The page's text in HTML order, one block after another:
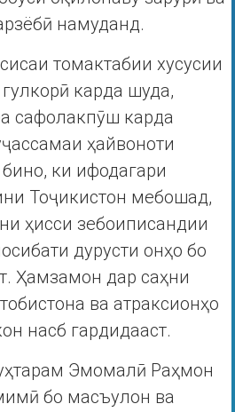
намуданд.
томактабии хусусии
карда шуда,
сафолакпӯш карда
ҳайвоноти
ки ифодагари
Тоҷикистон мебошад,
ҳисси зебоиписандии
дурусти онҳо бо
Ҳамзамон дар саҳни
ва атраксионҳо
насб гардидааст.
Эмомалӣ Раҳмон
бо масъулон ва